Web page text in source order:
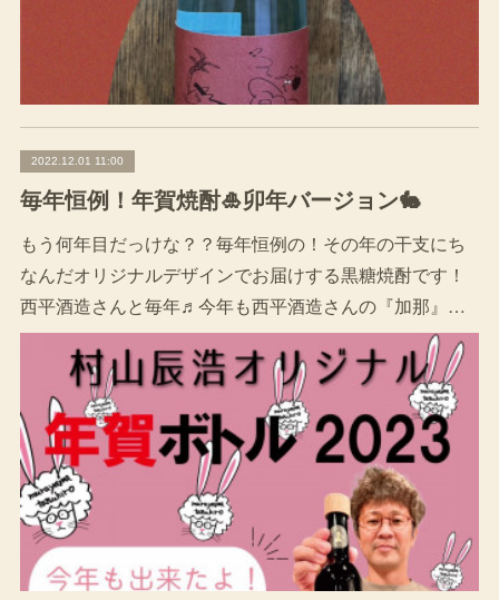
2022.12.01 11:00
毎年恒例！年賀焼酎🎍卯年バージョン🐇
もう何年目だっけな？？毎年恒例の！その年の干支にち
なんだオリジナルデザインでお届けする黒糖焼酎です！
西平酒造さんと毎年♬今年も西平酒造さんの『加那』…